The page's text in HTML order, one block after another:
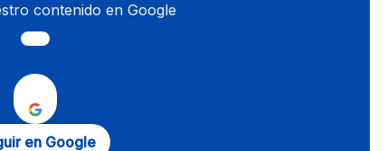
contenido en Google
en Google